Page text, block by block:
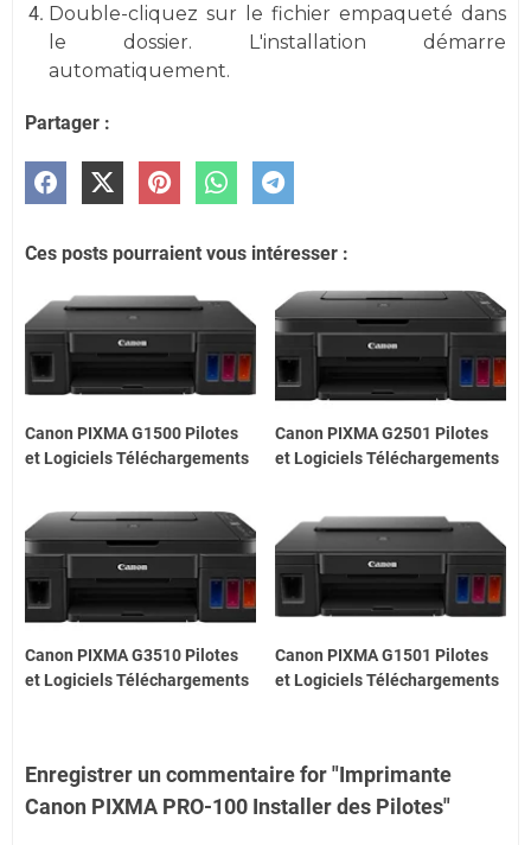
Double-cliquez sur le fichier empaqueté dans
le dossier. L'installation démarre
automatiquement.
Partager :
Ces posts pourraient vous intéresser :
Canon PIXMA G1500 Pilotes
et Logiciels Téléchargements
Canon PIXMA G2501 Pilotes
et Logiciels Téléchargements
Canon PIXMA G3510 Pilotes
et Logiciels Téléchargements
Canon PIXMA G1501 Pilotes
et Logiciels Téléchargements
Enregistrer un commentaire for "Imprimante
Canon PIXMA PRO-100 Installer des Pilotes"